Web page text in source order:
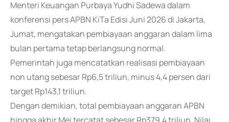
Menteri Keuangan Purbaya Yudhi Sadewa dalam
konferensi pers APBN KiTa Edisi Juni 2026 di Jakarta,
Jumat, mengatakan pembiayaan anggaran dalam lima
bulan pertama tetap berlangsung normal.
Pemerintah juga mencatatkan realisasi pembiayaan
non utang sebesar Rp6,5 triliun, minus 4,4 persen dari
target Rp143,1 triliun.
Dengan demikian, total pembiayaan anggaran APBN